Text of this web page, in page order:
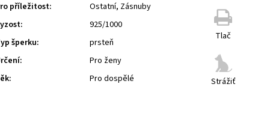
Tlač
Strážiť
příležitost:
Ostatní, Zásnuby
:
925/1000
šperku:
prsteň
:
Pro ženy
: Pro dospělé